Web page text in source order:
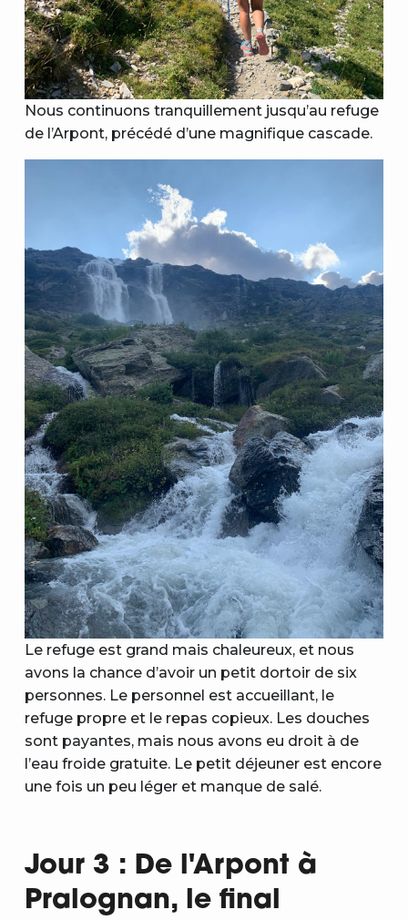
Nous continuons tranquillement jusqu’au refuge
de l’Arpont, précédé d’une magnifique cascade.
Le refuge est grand mais chaleureux, et nous
avons la chance d’avoir un petit dortoir de six
personnes. Le personnel est accueillant, le
refuge propre et le repas copieux. Les douches
sont payantes, mais nous avons eu droit à de
l’eau froide gratuite. Le petit déjeuner est encore
une fois un peu léger et manque de salé.
Jour 3 : De l'Arpont à
Pralognan, le final